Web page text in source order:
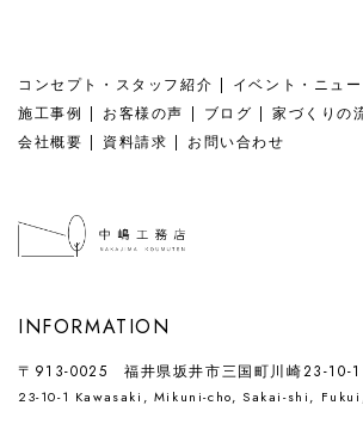
コンセプト・スタッフ紹介 イベント・ニュ
施工事例
お客様の声 ブログ 家づくりの
会社概要
資料請求 お問い合わせ
INFORMATION
〒913-0025 福井県坂井市三国町川崎23-10-1
23-10-1 Kawasaki, Mikuni-cho, Sakai-shi,